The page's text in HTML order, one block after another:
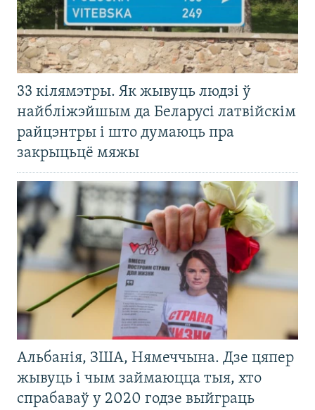
33 кілямэтры. Як жывуць людзі ў
найбліжэйшым да Беларусі латвійскім
райцэнтры і што думаюць пра
закрыцьцё мяжы
Альбанія, ЗША, Нямеччына. Дзе цяпер
жывуць і чым займаюцца тыя, хто
спрабаваў у 2020 годзе выйграць